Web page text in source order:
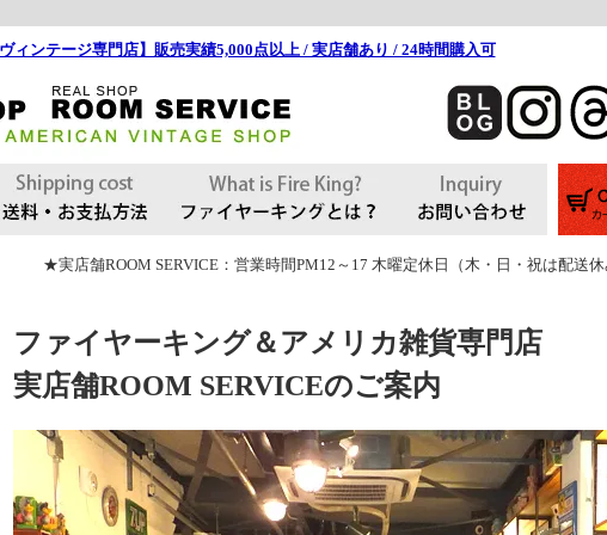
ィンテージ専門店】販売実績5,000点以上 / 実店舗あり / 24時間購入可
★実店舗ROOM SERVICE：営業時間PM12～17 木曜定休日（木・日・祝は配送
ファイヤーキング＆アメリカ雑貨専門店
実店舗ROOM SERVICEのご案内